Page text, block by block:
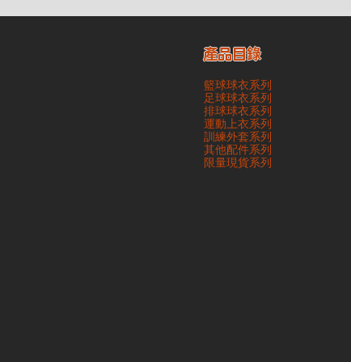
產品目錄
籃球球衣系列
足球球衣系列
排球球衣系列
運動上衣系列
訓練外套系列
其他配件系列
​限量現貨系列